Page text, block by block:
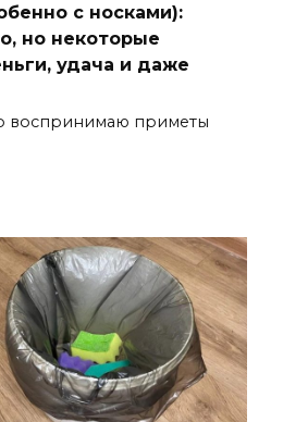
с носками):
но некоторые
удача и даже
воспринимаю приметы